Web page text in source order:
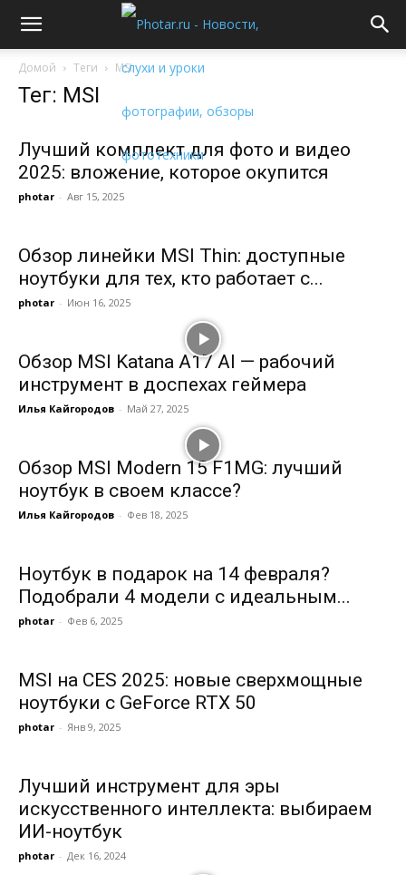
Домой Теги MSI
Тег: MSI
Лучший комплект для фото и видео
2025: вложение, которое окупится
photar - Авг 15, 2025
Обзор линейки MSI Thin: доступные
ноутбуки для тех, кто работает с...
photar - Июн 16, 2025
Обзор MSI Katana A17 AI — рабочий
инструмент в доспехах геймера
Илья Кайгородов - Май 27, 2025
Обзор MSI Modern 15 F1MG: лучший
ноутбук в своем классе?
Илья Кайгородов - Фев 18, 2025
Ноутбук в подарок на 14 февраля?
Подобрали 4 модели с идеальным...
photar - Фев 6, 2025
MSI на CES 2025: новые сверхмощные
ноутбуки с GeForce RTX 50
photar - Янв 9, 2025
Лучший инструмент для эры
искусственного интеллекта: выбираем
ИИ-ноутбук
photar - Дек 16, 2024